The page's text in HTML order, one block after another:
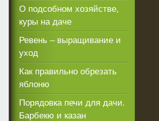
О подсобном хозяйстве,
куры на даче
Ревень – выращивание и
уход
Как правильно обрезать
яблоню
Порядовка печи для дачи.
Барбекю и казан